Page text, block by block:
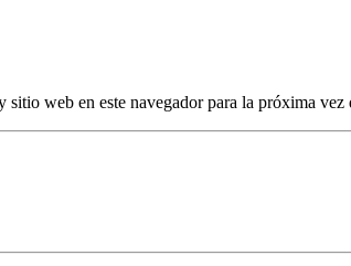
web en este navegador para la próxima vez